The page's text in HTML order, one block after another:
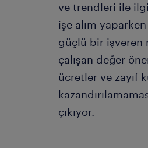
ve trendleri ile
işe alım
güçlü bir işveren
çalışan değer
ücretler ve zayıf
çıkıyor.